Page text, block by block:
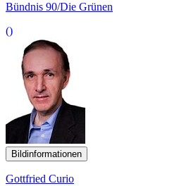
Bündnis 90/Die Grünen
()
Bildinformationen
Gottfried Curio